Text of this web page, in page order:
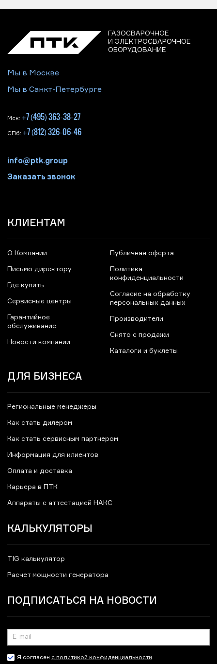
ГАЗОСВАРОЧНОЕ
И ЭЛЕКТРОСВАРОЧНОЕ
ОБОРУДОВАНИЕ
Мы в Москве
Мы в Санкт-Петербурге
Мск: +7 (495) 363-38-27
СПб: +7 (812) 326-06-46
info@ptk.group
Заказать звонок
КЛИЕНТАМ
О Компании
Письмо директору
Где купить
Сервисные центры
Гарантийное
обслуживание
Новости компании
Публичная оферта
Политика
конфиденциальности
Согласие на обработку
персональных данных
Производители
Снято с продажи
Каталоги и буклеты
ДЛЯ БИЗНЕСА
Региональные менеджеры
Как стать дилером
Как стать сервисным партнером
Информация для клиентов
Оплата и доставка
Карьера в ПТК
Аппараты с аттестацией НАКС
КАЛЬКУЛЯТОРЫ
TIG калькулятор
Расчет мощности генератора
ПОДПИСАТЬСЯ НА НОВОСТИ
Я согласен с политикой конфиденциальности